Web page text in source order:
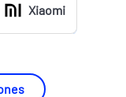
Xiaomi